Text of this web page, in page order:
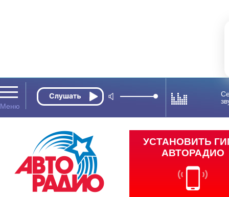
УСТАНОВИТЬ
АВТОРАДИО